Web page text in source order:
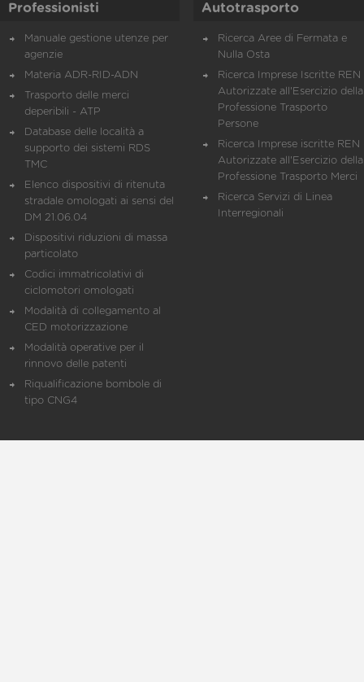
Professionisti
Manuale gestione utenze per
agenzie
Materia ADR-RID-ADN
Trasporto delle merci
deperibili - ATP
Database delle località a
supporto dei sistemi RDS
TMC
Elenco dispositivi di ritenuta
stradale omologati ai sensi del
DM 21.06.04
Dispositivi riduzioni di massa
particolato
Codici immatricolativi di
ciclomotori omologati
Modalità di collegamento al
CED motorizzazione
Modalità operative per il
rinnovo delle patenti
Riqualificazione bombole di
tipo CNG4
Autotrasporto
Ricerca Aree di Fermata e
Nulla Osta
Ricerca Imprese Iscritte REN
Autorizzate all'Esercizio della
Professione Trasporto
Persone
Ricerca Imprese iscritte REN
Autorizzate all'Esercizio della
Professione Trasporto Merci
Ricerca Servizi di Linea
Interregionali